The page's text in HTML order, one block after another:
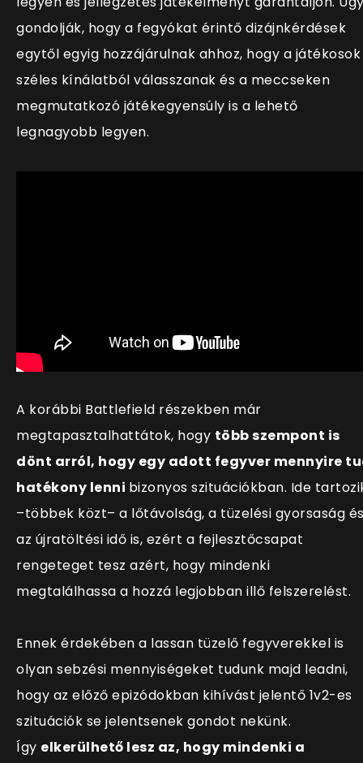
gondolják, hogy a fegyókat érintő dizájnkérdések
egytől egyig hozzájárulnak ahhoz, hogy a játékosok
széles kínálatból válasszanak és a meccseken
megmutatkozó játékegyensúly is a lehető
legnagyobb legyen.
A korábbi Battlefield részekben már
megtapasztalhattátok, hogy több szempont is
dönt arról, hogy egy adott fegyver mennyire
hatékony lenni bizonyos szituációkban. Ide
–többek közt– a lőtávolság, a tüzelési gyorsaság
az újratöltési idő is, ezért a fejlesztőcsapat
rengeteget tesz azért, hogy mindenki
megtalálhassa a hozzá legjobban illő felszerelést.
Ennek érdekében a lassan tüzelő fegyverekkel is
olyan sebzési mennyiségeket tudunk majd leadni,
hogy az előző epizódokban kihívást jelentő 1v2-es
szituációk se jelentsenek gondot nekünk.
Így elkerülhető lesz az, hogy mindenki a